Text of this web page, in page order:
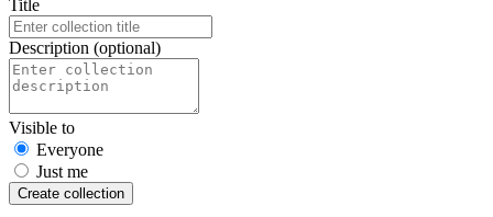
Title
Description (optional)
Visible to
Everyone
Just me
Create collection